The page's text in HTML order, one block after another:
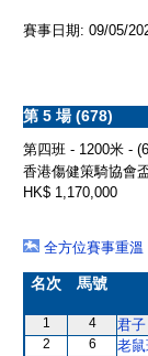
賽事日期: 09/05/
第 5 場 (678)
第四班 - 1200米 -
香港傷健策騎協會
HK$ 1,170,000
全方位賽事重溫
名次 馬號
1 4 君子
2 6 老